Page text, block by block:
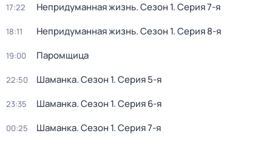
17:22 Непридуманная жизнь. Сезон 1. Серия 7-я
18:11 Непридуманная жизнь. Сезон 1. Серия 8-я
19:00 Паромщица
22:50 Шаманка. Сезон 1. Серия 5-я
23:35 Шаманка. Сезон 1. Серия 6-я
00:25 Шаманка. Сезон 1. Серия 7-я